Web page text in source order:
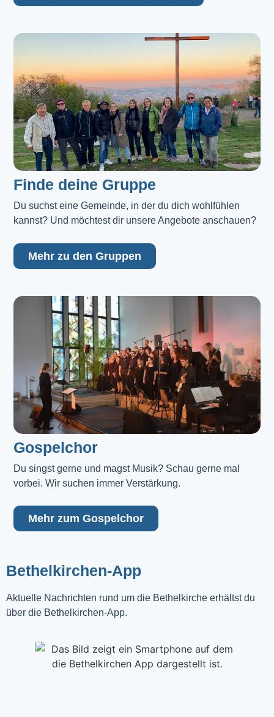
Finde deine Gruppe
Du suchst eine Gemeinde, in der du dich wohlfühlen
kannst? Und möchtest dir unsere Angebote anschauen?
Mehr zu den Gruppen
Gospelchor
Du singst gerne und magst Musik? Schau gerne mal
vorbei. Wir suchen immer Verstärkung.
Mehr zum Gospelchor
Bethelkirchen-App
Aktuelle Nachrichten rund um die Bethelkirche erhältst du
über die Bethelkirchen-App.